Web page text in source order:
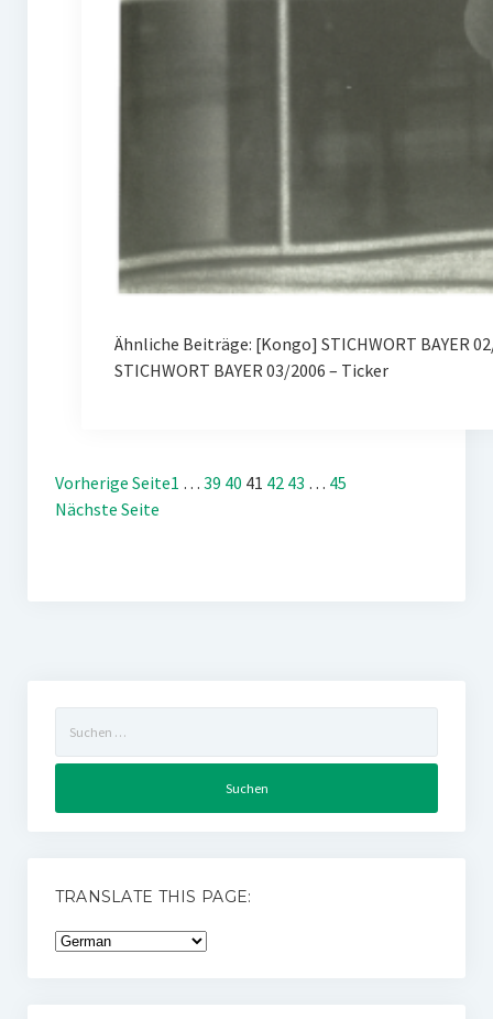
Ähnliche Beiträge: [Kongo] STICHWORT BAYER
STICHWORT BAYER 03/2006 – Ticker
Vorherige Seite1 … 39 40 41 42 43 … 45
Nächste Seite
nach:
TRANSLATE THIS PAGE: